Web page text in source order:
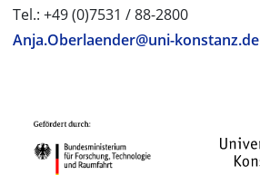
Tel.: +49 (0)7531 / 88-2800
Anja.Oberlaender@uni-konstanz.de